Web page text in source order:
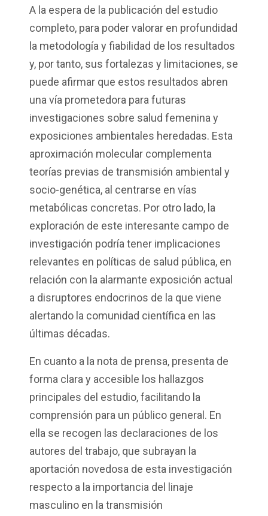
A la espera de la publicación del estudio
completo, para poder valorar en profundidad
la metodología y fiabilidad de los resultados
y, por tanto, sus fortalezas y limitaciones, se
puede afirmar que estos resultados abren
una vía prometedora para futuras
investigaciones sobre salud femenina y
exposiciones ambientales heredadas. Esta
aproximación molecular complementa
teorías previas de transmisión ambiental y
socio-genética, al centrarse en vías
metabólicas concretas. Por otro lado, la
exploración de este interesante campo de
investigación podría tener implicaciones
relevantes en políticas de salud pública, en
relación con la alarmante exposición actual
a disruptores endocrinos de la que viene
alertando la comunidad científica en las
últimas décadas.
En cuanto a la nota de prensa, presenta de
forma clara y accesible los hallazgos
principales del estudio, facilitando la
comprensión para un público general. En
ella se recogen las declaraciones de los
autores del trabajo, que subrayan la
aportación novedosa de esta investigación
respecto a la importancia del linaje
masculino en la transmisión